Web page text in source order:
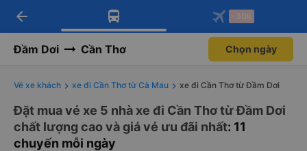
Tải app Vexere ngay!
Nhận ưu đãi thành viên độc
Mở app
Tải app Vexere
-30k/ghế khi đặt vé máy bay qua
Mở app
arrow_back -30k
Đầm Dơi Cần Thơ Chọn ngày
Vé xe khách xe đi Cần Thơ từ Cà Mau xe đi Cần Thơ từ Đầm Dơi
Đặt mua vé xe 5 nhà xe đi Cần Thơ từ Đầm Dơi
chất lượng cao và giá vé ưu đãi nhất: 11
chuyến mỗi ngày